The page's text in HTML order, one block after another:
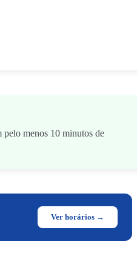
menos 10 minutos de
Ver horários →